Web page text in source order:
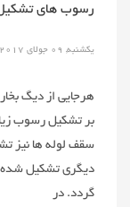
رسوب های
یکشنبه, 09 جولای 2017
هرجایی از دیگ
بر تشکیل رسوب
سقف لوله ها نیز
دیگری تشکیل
گردد. در